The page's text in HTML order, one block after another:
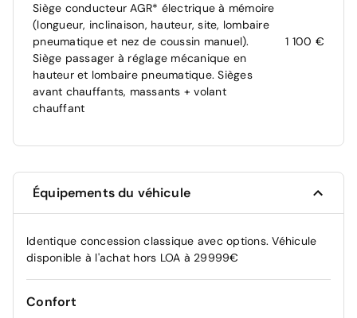
Siège conducteur AGR* électrique à mémoire
(longueur, inclinaison, hauteur, site, lombaire
pneumatique et nez de coussin manuel).
Siège passager à réglage mécanique en
hauteur et lombaire pneumatique. Sièges
avant chauffants, massants + volant
chauffant
1 100 €
Équipements du véhicule
Identique concession classique avec options. Véhicule
disponible à l'achat hors LOA à 29999€
Confort